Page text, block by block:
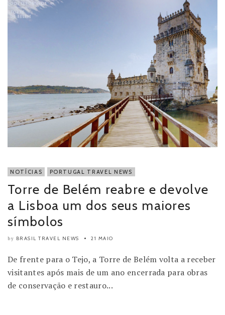
NOTÍCIAS PORTUGAL TRAVEL NEWS
Torre de Belém reabre e devolve
a Lisboa um dos seus maiores
símbolos
by BRASIL TRAVEL NEWS 21 MAIO
De frente para o Tejo, a Torre de Belém volta a receber
visitantes após mais de um ano encerrada para obras
de conservação e restauro...